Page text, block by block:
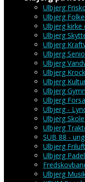
Ulbjerg
Ulbjerg
Ulbjerg kirke
Ulbjerg
Ulbjerg
Ulbjerg
Ulbjerg
Ulbjerg
Ulbjerg
Ulbjerg
Ulbjerg
Ulbjerg -
Ulbjerg Skole
Ulbjerg
SUB 88 -
Ulbjerg
Ulbjerg
Ulbjerg